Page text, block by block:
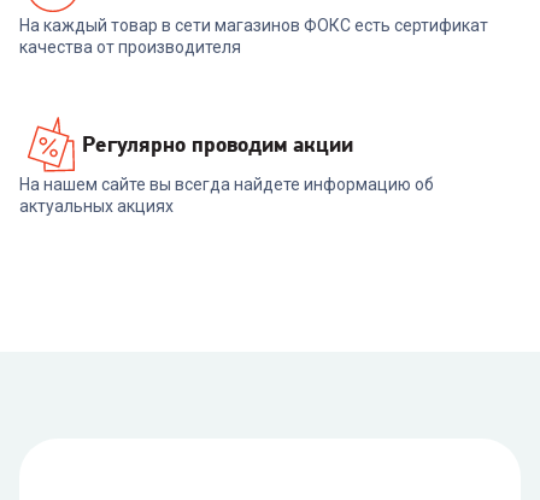
На каждый товар в сети магазинов ФОКС есть сертификат
качества от производителя
Регулярно проводим акции
На нашем сайте вы всегда найдете информацию об
актуальных акциях